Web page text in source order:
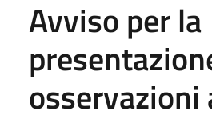
Avviso per la
osservazioni